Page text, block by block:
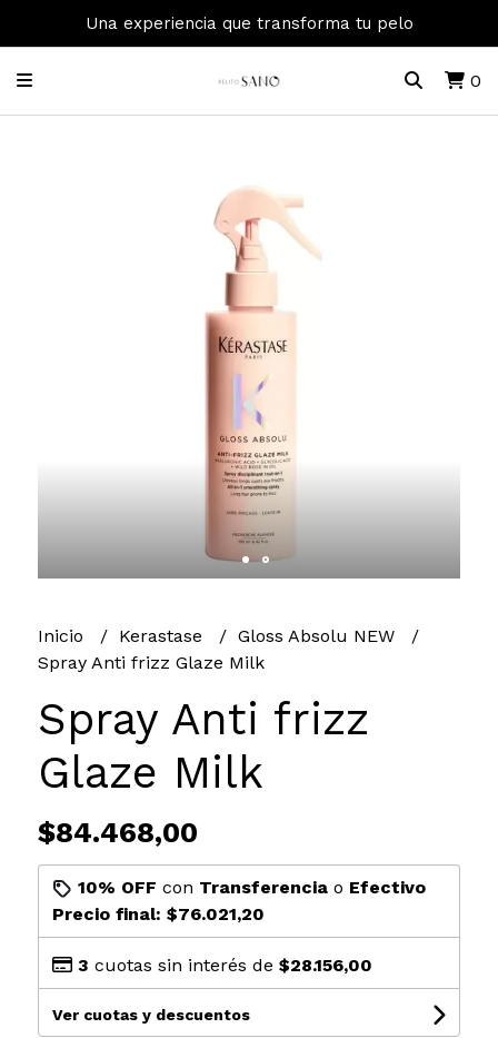
Una experiencia que transforma tu pelo
0
Inicio Kerastase
Gloss Absolu NEW
Spray Anti frizz Glaze Milk
Spray Anti frizz
Glaze Milk
$84.468,00
10% OFF con Transferenciao Efectivo
Precio final: $76.021,20
3 cuotas sin interés de $28.156,00
Ver cuotas y descuentos